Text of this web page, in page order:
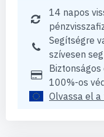
14 napos
Segítségre
szívesen
100%-os
Olvassa el